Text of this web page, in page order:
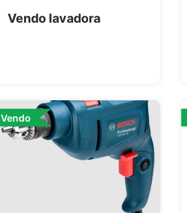
Vendo lavadora
Vendo